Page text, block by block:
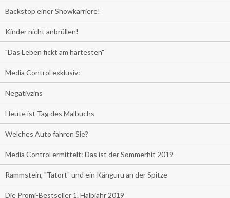
Backstop einer Showkarriere!
Kinder nicht anbrüllen!
"Das Leben fickt am härtesten"
Media Control exklusiv:
Negativzins
Heute ist Tag des Malbuchs
Welches Auto fahren Sie?
Media Control ermittelt: Das ist der Sommerhit 2019
Rammstein, "Tatort" und ein Känguru an der Spitze
Die Promi-Bestseller 1. Halbjahr 2019